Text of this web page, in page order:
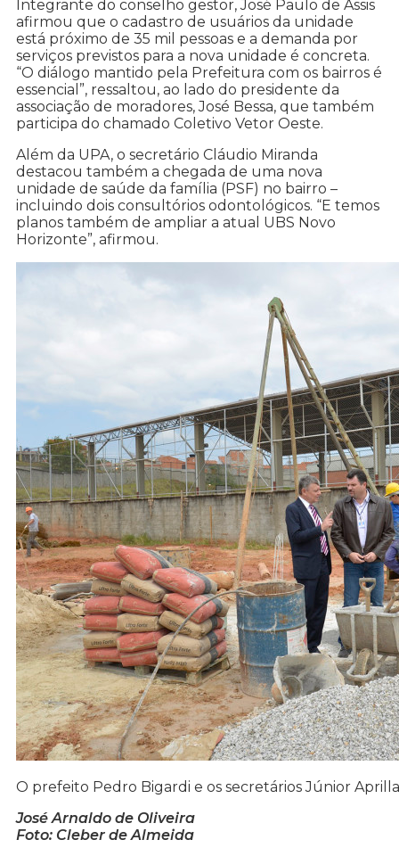
Integrante do conselho gestor, José Paulo de Assis
afirmou que o cadastro de usuários da unidade
está próximo de 35 mil pessoas e a demanda por
serviços previstos para a nova unidade é concreta.
“O diálogo mantido pela Prefeitura com os bairros é
essencial”, ressaltou, ao lado do presidente da
associação de moradores, José Bessa, que também
participa do chamado Coletivo Vetor Oeste.
Além da UPA, o secretário Cláudio Miranda
destacou também a chegada de uma nova
unidade de saúde da família (PSF) no bairro –
incluindo dois consultórios odontológicos. “E temos
planos também de ampliar a atual UBS Novo
Horizonte”, afirmou.
O prefeito Pedro Bigardi e os secretários Júnior
José Arnaldo de Oliveira
Foto: Cleber de Almeida